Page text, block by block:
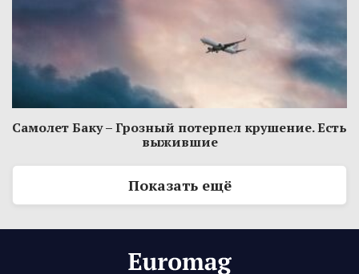
Самолет Баку – Грозный потерпел крушение. Есть
выжившие
Показать ещё